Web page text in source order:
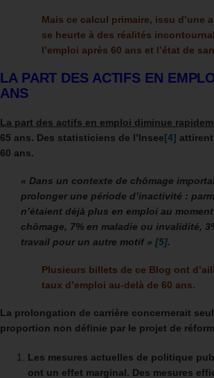
Mais ce calcul primaire, issu d’une
se heurte à des réalités
l’emploi après 60 ans et l’état de
LA PART DES ACTIFS EN
ANS
La part des actifs en emploi diminue
65 ans. Des statisticiens de l’Insee[4]
60 ans.
« Dans un contexte de chômage
prolonger une période d’inactivité :
n’étaient déjà plus en emploi au
chômage, 7% en maladie ou invalidité,
travail pour un autre motif » [5].
Plusieurs billets de ce Blog ont
taux d’emploi au-delà de 60 ans.
La prolongation de carrière concernerait
proportion non définie par le projet de
Les mesures actuelles de politique
ont un effet marginal. Des mesures